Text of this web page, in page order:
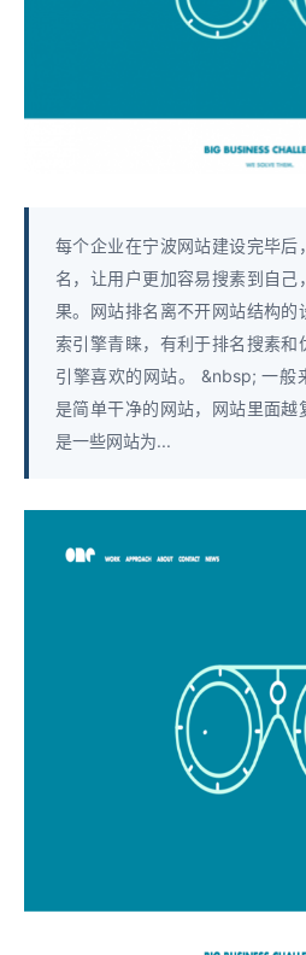
每个企业在宁波网站建设完毕后
名，让用户更加容易搜素到自
果。网站排名离不开网站结构的
索引擎青睐，有利于排名搜素和
引擎喜欢的网站。 &nbsp; 一般
是简单干净的网站，网站里面越
是一些网站为...